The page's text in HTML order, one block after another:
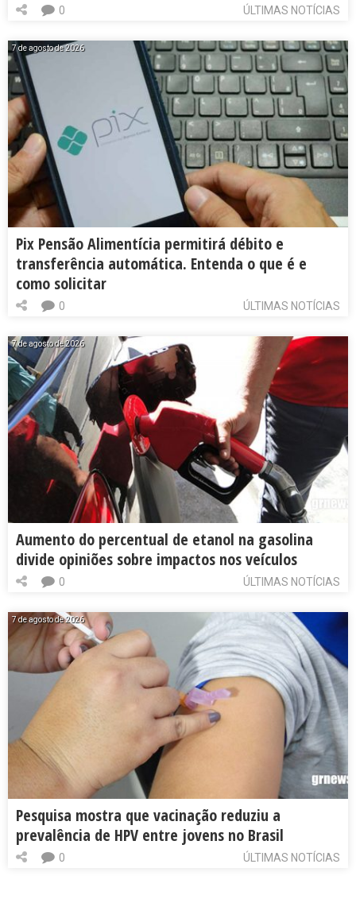
ÚLTIMAS NOTÍCIAS
0
7 de agosto de 2026
Pix Pensão Alimentícia permitirá débito e
transferência automática. Entenda o que é e
como solicitar
ÚLTIMAS NOTÍCIAS
0
7 de agosto de 2026
Aumento do percentual de etanol na gasolina
divide opiniões sobre impactos nos veículos
ÚLTIMAS NOTÍCIAS
0
7 de agosto de 2026
Pesquisa mostra que vacinação reduziu a
prevalência de HPV entre jovens no Brasil
ÚLTIMAS NOTÍCIAS
0